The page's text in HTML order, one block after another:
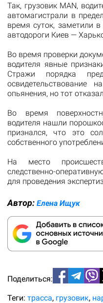
Так, грузовик MAN,
автомагистрали в
время суток, заметили
автодороги Киев —
Во время проверки
водителя явные
Стражи порядка
освидетельствование
опьянения, но тот
Во время
водителя нашли
признался, что это
собственного
На место
следственно-
для проведения
Автор: Елена Ищук
Поделиться:
Теги: трасса грузовик